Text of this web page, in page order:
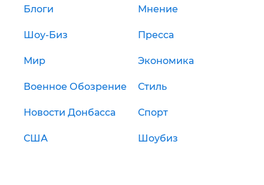
Блоги Мнение
Шоу-Биз Пресса
Мир Экономика
Военное Обозрение Стиль
Новости Донбасса Спорт
США Шоубиз